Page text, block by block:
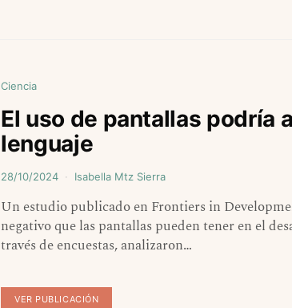
Ciencia
El uso de pantallas podría
lenguaje
28/10/2024 Isabella Mtz Sierra
Un estudio publicado en Frontiers in
negativo que las pantallas pueden tener en el
través de encuestas, analizaron…
VER PUBLICACIÓN